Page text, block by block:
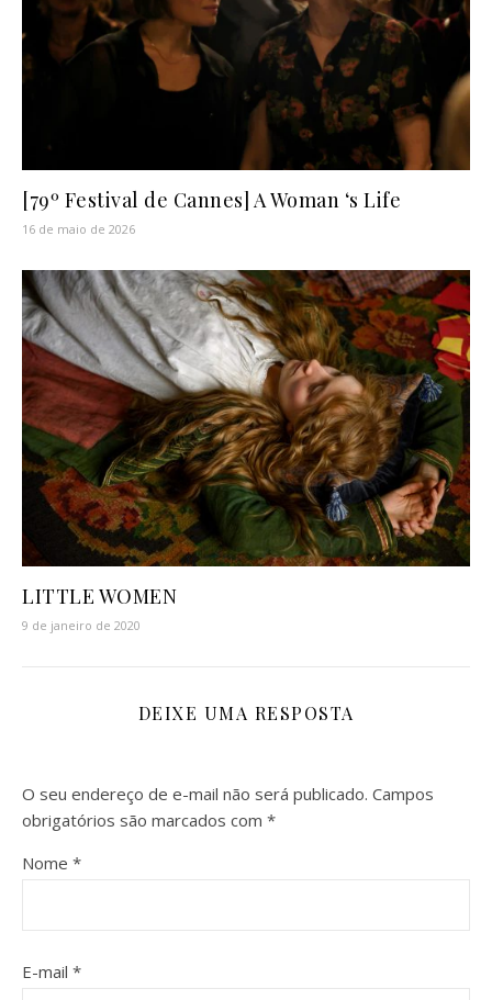
[79º Festival de Cannes] A Woman ‘s Life
16 de maio de 2026
LITTLE WOMEN
9 de janeiro de 2020
DEIXE UMA RESPOSTA
O seu endereço de e-mail não será publicado. Campos
obrigatórios são marcados com *
Nome *
E-mail *